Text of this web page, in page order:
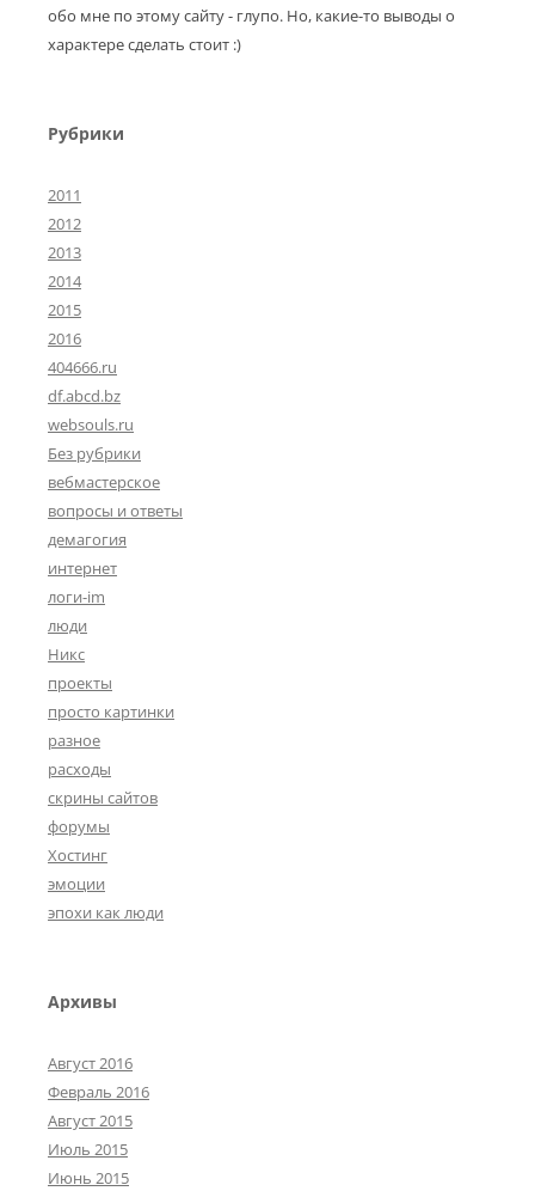
обо мне по этому сайту - глупо. Но, какие-то выводы о
характере сделать стоит :)
Рубрики
2011
2012
2013
2014
2015
2016
404666.ru
df.abcd.bz
websouls.ru
Без рубрики
вебмастерское
вопросы и ответы
демагогия
интернет
логи-im
люди
Никс
проекты
просто картинки
разное
расходы
скрины сайтов
форумы
Хостинг
эмоции
эпохи как люди
Архивы
Август 2016
Февраль 2016
Август 2015
Июль 2015
Июнь 2015